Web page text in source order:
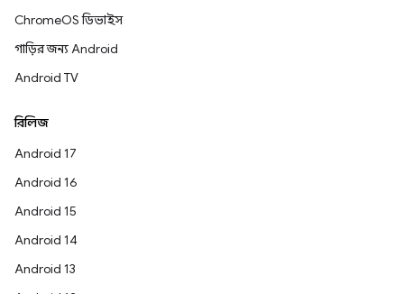
ChromeOS ডিভাইস
গাড়ির জন্য Android
Android TV
রিলিজ
Android 17
Android 16
Android 15
Android 14
Android 13